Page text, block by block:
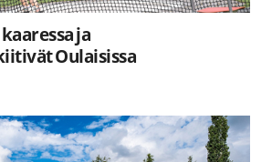
ja
Oulaisissa